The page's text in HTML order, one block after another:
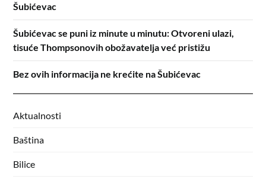
Šubićevac
Šubićevac se puni iz minute u minutu: Otvoreni ulazi,
tisuće Thompsonovih obožavatelja već pristižu
Bez ovih informacija ne krećite na Šubićevac
Aktualnosti
Baština
Bilice